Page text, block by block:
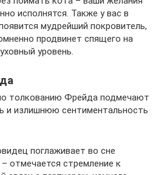
исполнятся. Также у вас в
мудрейший покровитель,
продвинет спящего на
уровень.
толкованию Фрейда подмечают
и излишнюю сентиментальность
поглаживает во сне
– отмечается стремление к